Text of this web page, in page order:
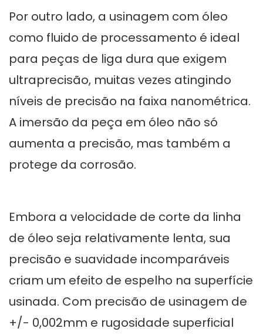
Por outro lado, a usinagem com óleo
como fluido de processamento é ideal
para peças de liga dura que exigem
ultraprecisão, muitas vezes atingindo
níveis de precisão na faixa nanométrica.
A imersão da peça em óleo não só
aumenta a precisão, mas também a
protege da corrosão.
Embora a velocidade de corte da linha
de óleo seja relativamente lenta, sua
precisão e suavidade incomparáveis ​​
criam um efeito de espelho na superfície
usinada. Com precisão de usinagem de
+/- 0,002mm e rugosidade superficial